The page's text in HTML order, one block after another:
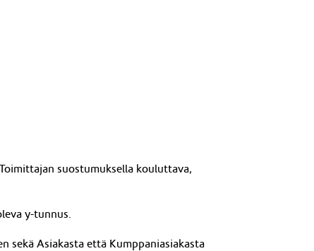
suostumuksella kouluttava,
y-tunnus.
sekä Asiakasta että Kumppaniasiakasta